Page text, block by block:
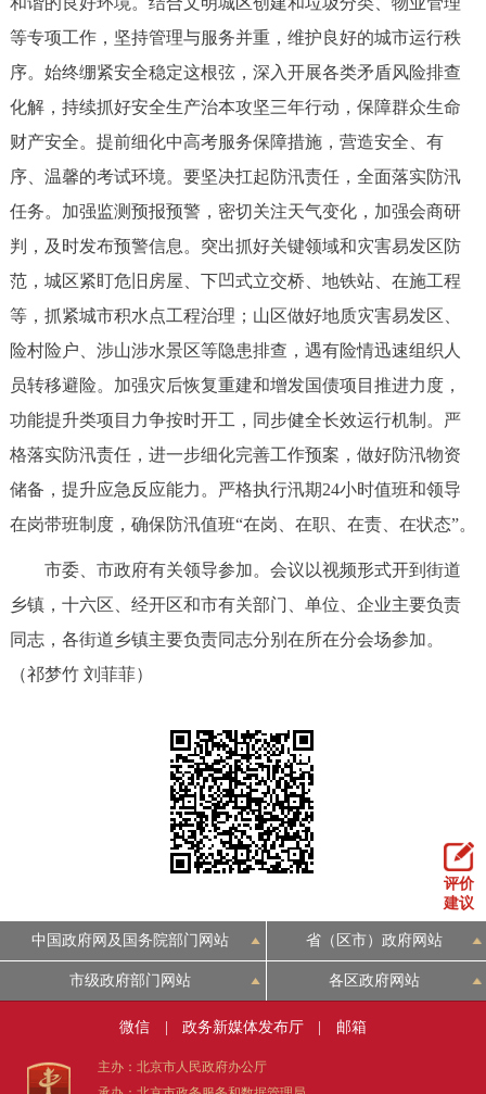
等专项工作，坚持管理与服务并重，维护良好的城市运行秩
序。始终绷紧安全稳定这根弦，深入开展各类矛盾风险排查
化解，持续抓好安全生产治本攻坚三年行动，保障群众生命
财产安全。提前细化中高考服务保障措施，营造安全、有
序、温馨的考试环境。要坚决扛起防汛责任，全面落实防汛
任务。加强监测预报预警，密切关注天气变化，加强会商研
判，及时发布预警信息。突出抓好关键领域和灾害易发区防
范，城区紧盯危旧房屋、下凹式立交桥、地铁站、在施工程
等，抓紧城市积水点工程治理；山区做好地质灾害易发区、
险村险户、涉山涉水景区等隐患排查，遇有险情迅速组织人
员转移避险。加强灾后恢复重建和增发国债项目推进力度，
功能提升类项目力争按时开工，同步健全长效运行机制。严
格落实防汛责任，进一步细化完善工作预案，做好防汛物资
储备，提升应急反应能力。严格执行汛期24小时值班和领导
在岗带班制度，确保防汛值班“在岗、在职、在责、在状态”。
市委、市政府有关领导参加。会议以视频形式开到街道
乡镇，十六区、经开区和市有关部门、单位、企业主要负责
同志，各街道乡镇主要负责同志分别在所在分会场参加。
（祁梦竹 刘菲菲）
评价
建议
中国政府网及国务院部门网站 省（区市）政府网站
市级政府部门网站 各区政府网站
微信 政务新媒体发布厅 邮箱
主办：北京市人民政府办公厅